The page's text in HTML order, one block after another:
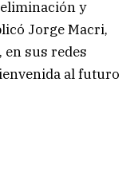
y
Jorge Macri,
sus redes
al futuro